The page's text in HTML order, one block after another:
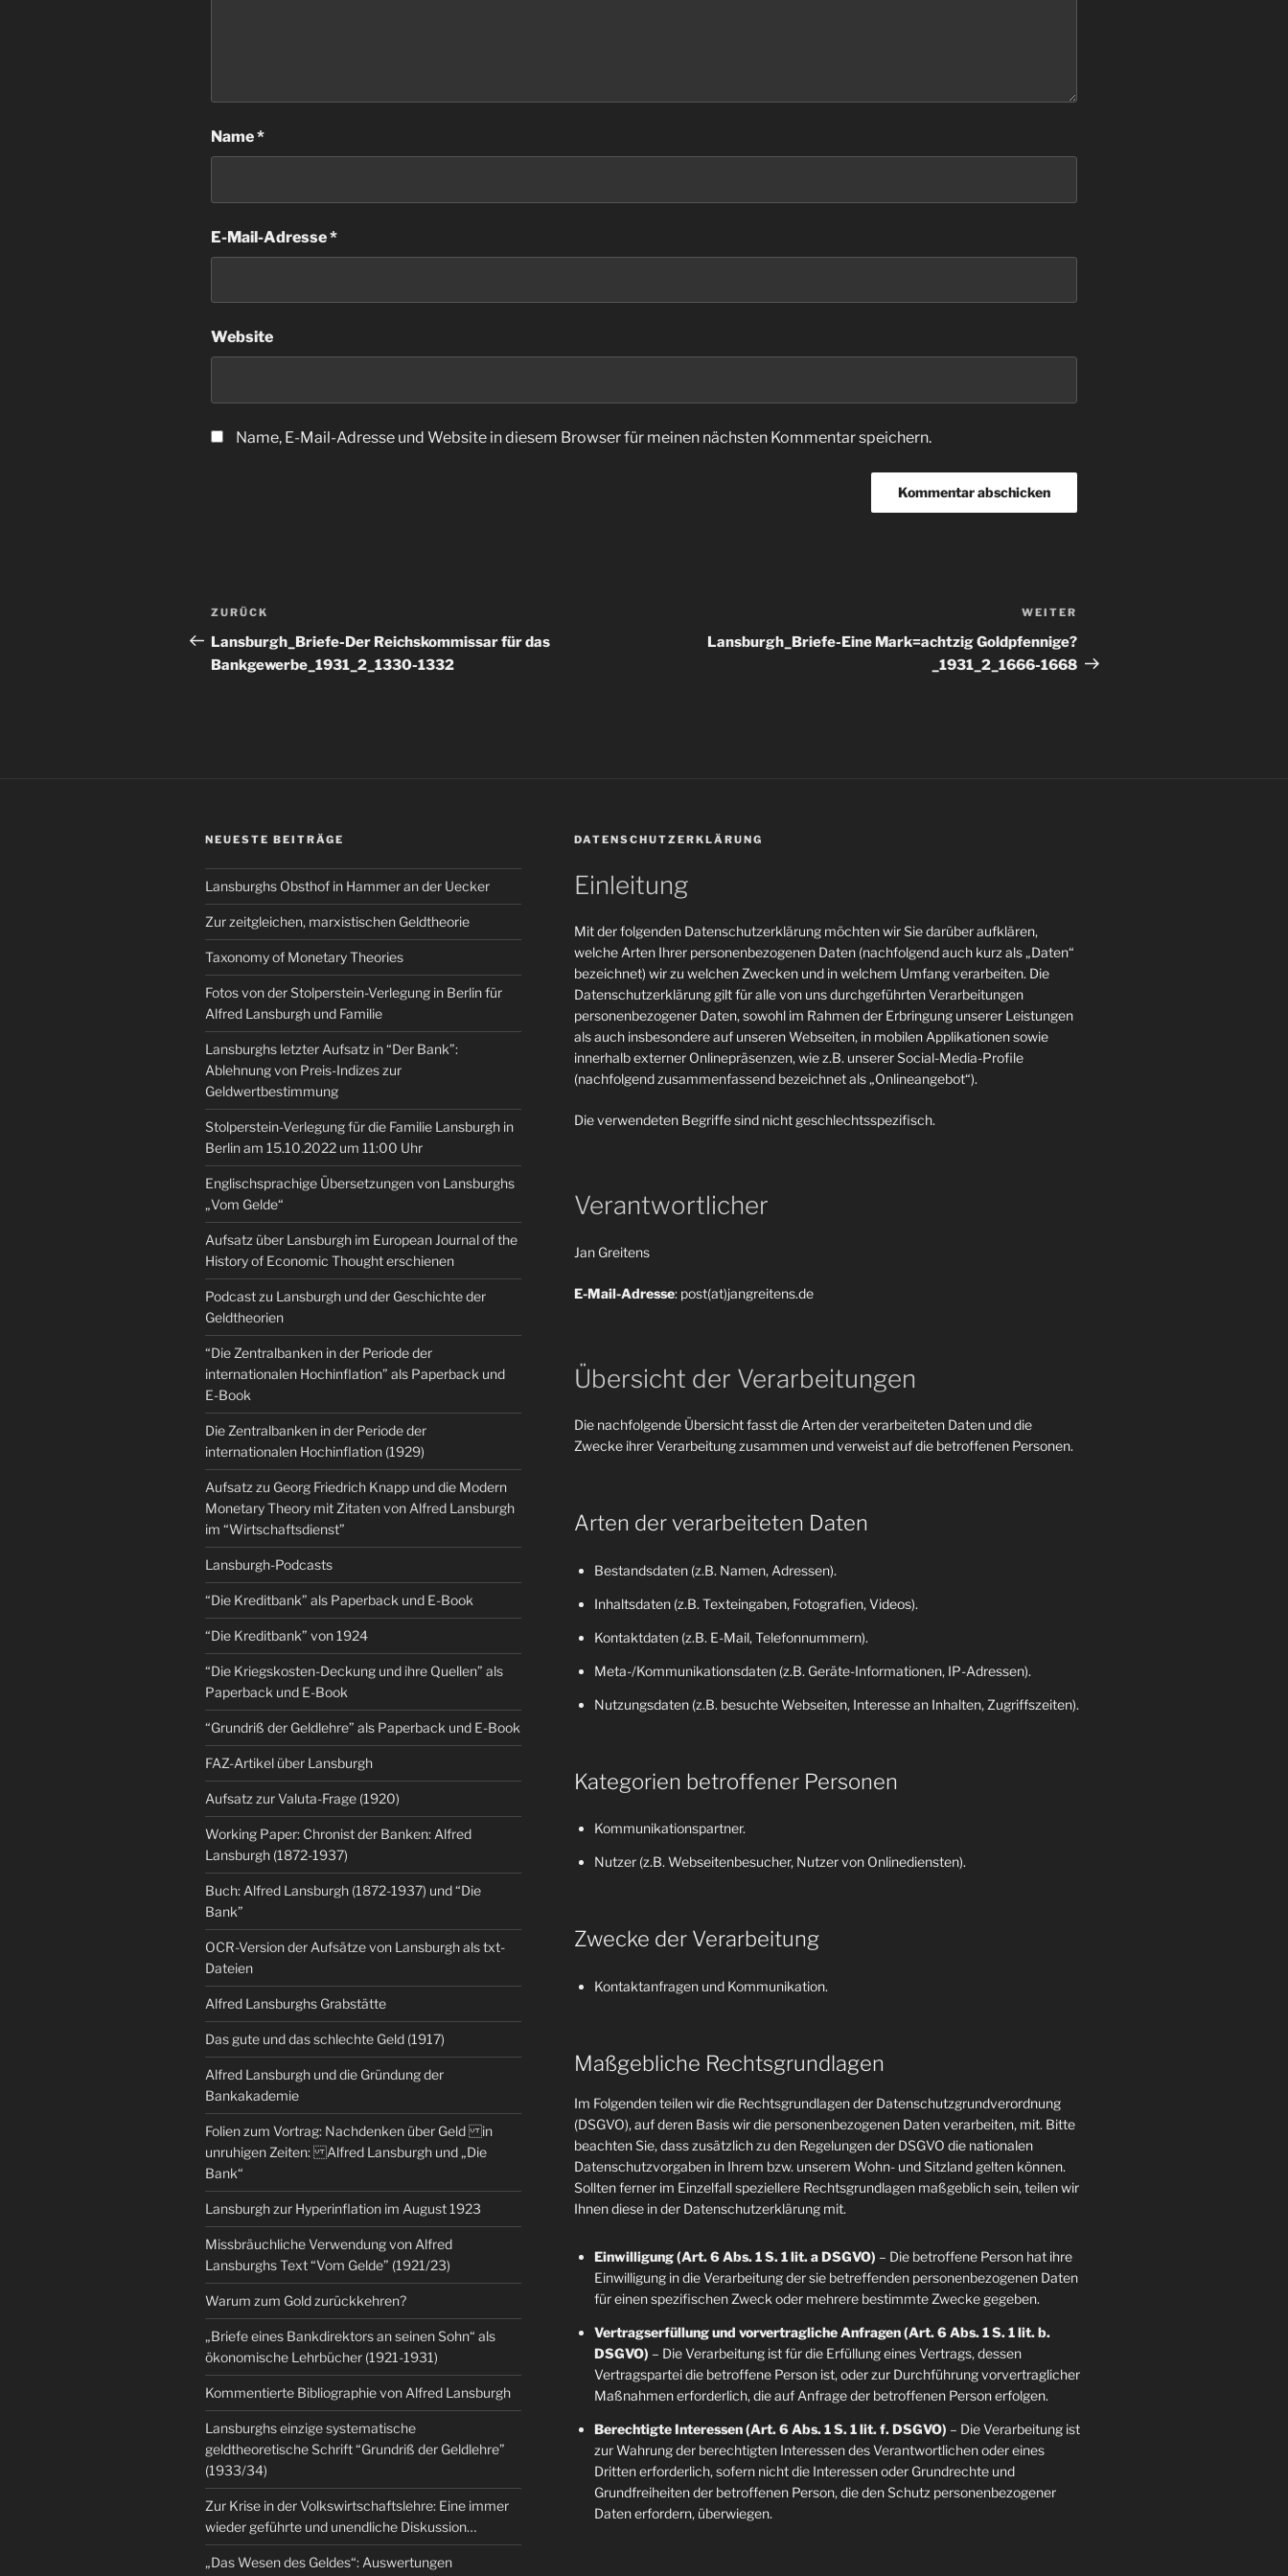
Name*
E-Mail-Adresse*
Website
Name, E-Mail-Adresse und Website in diesem Browser für meinen nächsten Kommentar speichern.
Beitragsnavigation
Vorheriger
Beitrag
ZURÜCK
Lansburgh_Briefe-Der Reichskommissar für das
Bankgewerbe_1931_2_1330-1332
Beitrag
WEITER
Lansburgh_Briefe-Eine Mark=achtzig Goldpfennige?
_1931_2_1666-1668
NEUESTE BEITRÄGE
Lansburghs Obsthof in Hammer an der Uecker
Zur zeitgleichen, marxistischen Geldtheorie
Taxonomy of Monetary Theories
Fotos von der Stolperstein-Verlegung in Berlin für
Alfred Lansburgh und Familie
Lansburghs letzter Aufsatz in “Der Bank”:
Ablehnung von Preis-Indizes zur
Geldwertbestimmung
Stolperstein-Verlegung für die Familie Lansburgh in
Berlin am 15.10.2022 um 11:00 Uhr
Englischsprachige Übersetzungen von Lansburghs
„Vom Gelde“
Aufsatz über Lansburgh im European Journal of the
History of Economic Thought erschienen
Podcast zu Lansburgh und der Geschichte der
Geldtheorien
“Die Zentralbanken in der Periode der
internationalen Hochinflation” als Paperback und
E-Book
Die Zentralbanken in der Periode der
internationalen Hochinflation (1929)
Aufsatz zu Georg Friedrich Knapp und die Modern
Monetary Theory mit Zitaten von Alfred Lansburgh
im “Wirtschaftsdienst”
Lansburgh-Podcasts
“Die Kreditbank” als Paperback und E-Book
“Die Kreditbank” von 1924
“Die Kriegskosten-Deckung und ihre Quellen” als
Paperback und E-Book
“Grundriß der Geldlehre” als Paperback und E-Book
FAZ-Artikel über Lansburgh
Aufsatz zur Valuta-Frage (1920)
Working Paper: Chronist der Banken: Alfred
Lansburgh (1872-1937)
Buch: Alfred Lansburgh (1872-1937) und “Die
Bank”
OCR-Version der Aufsätze von Lansburgh als txt-
Dateien
Alfred Lansburghs Grabstätte
Das gute und das schlechte Geld (1917)
Alfred Lansburgh und die Gründung der
Bankakademie
Folien zum Vortrag: Nachdenken über Geld in
unruhigen Zeiten: Alfred Lansburgh und „Die
Bank“
Lansburgh zur Hyperinflation im August 1923
Missbräuchliche Verwendung von Alfred
Lansburghs Text “Vom Gelde” (1921/23)
Warum zum Gold zurückkehren?
„Briefe eines Bankdirektors an seinen Sohn“ als
ökonomische Lehrbücher (1921-1931)
Kommentierte Bibliographie von Alfred Lansburgh
Lansburghs einzige systematische
geldtheoretische Schrift “Grundriß der Geldlehre”
(1933/34)
Zur Krise in der Volkswirtschaftslehre: Eine immer
wieder geführte und unendliche Diskussion…
„Das Wesen des Geldes“: Auswertungen
DATENSCHUTZERKLÄRUNG
Einleitung
Mit der folgenden Datenschutzerklärung möchten wir Sie darüber aufklären,
welche Arten Ihrer personenbezogenen Daten (nachfolgend auch kurz als „Daten“
bezeichnet) wir zu welchen Zwecken und in welchem Umfang verarbeiten. Die
Datenschutzerklärung gilt für alle von uns durchgeführten Verarbeitungen
personenbezogener Daten, sowohl im Rahmen der Erbringung unserer Leistungen
als auch insbesondere auf unseren Webseiten, in mobilen Applikationen sowie
innerhalb externer Onlinepräsenzen, wie z.B. unserer Social-Media-Profile
(nachfolgend zusammenfassend bezeichnet als „Onlineangebot“).
Die verwendeten Begriffe sind nicht geschlechtsspezifisch.
Verantwortlicher
Jan Greitens
E-Mail-Adresse: post(at)jangreitens.de
Übersicht der Verarbeitungen
Die nachfolgende Übersicht fasst die Arten der verarbeiteten Daten und die
Zwecke ihrer Verarbeitung zusammen und verweist auf die betroffenen Personen.
Arten der verarbeiteten Daten
Bestandsdaten (z.B. Namen, Adressen).
Inhaltsdaten (z.B. Texteingaben, Fotografien, Videos).
Kontaktdaten (z.B. E-Mail, Telefonnummern).
Meta-/Kommunikationsdaten (z.B. Geräte-Informationen, IP-Adressen).
Nutzungsdaten (z.B. besuchte Webseiten, Interesse an Inhalten, Zugriffszeiten).
Kategorien betroffener Personen
Kommunikationspartner.
Nutzer (z.B. Webseitenbesucher, Nutzer von Onlinediensten).
Zwecke der Verarbeitung
Kontaktanfragen und Kommunikation.
Maßgebliche Rechtsgrundlagen
Im Folgenden teilen wir die Rechtsgrundlagen der Datenschutzgrundverordnung
(DSGVO), auf deren Basis wir die personenbezogenen Daten verarbeiten, mit. Bitte
beachten Sie, dass zusätzlich zu den Regelungen der DSGVO die nationalen
Datenschutzvorgaben in Ihrem bzw. unserem Wohn- und Sitzland gelten können.
Sollten ferner im Einzelfall speziellere Rechtsgrundlagen maßgeblich sein, teilen wir
Ihnen diese in der Datenschutzerklärung mit.
Einwilligung (Art. 6 Abs. 1 S. 1 lit. a DSGVO) – Die betroffene Person hat ihre
Einwilligung in die Verarbeitung der sie betreffenden personenbezogenen Daten
für einen spezifischen Zweck oder mehrere bestimmte Zwecke gegeben.
Vertragserfüllung und vorvertragliche Anfragen (Art. 6 Abs. 1 S. 1 lit. b.
DSGVO) – Die Verarbeitung ist für die Erfüllung eines Vertrags, dessen
Vertragspartei die betroffene Person ist, oder zur Durchführung vorvertraglicher
Maßnahmen erforderlich, die auf Anfrage der betroffenen Person erfolgen.
Berechtigte Interessen (Art. 6 Abs. 1 S. 1 lit. f. DSGVO) – Die Verarbeitung ist
zur Wahrung der berechtigten Interessen des Verantwortlichen oder eines
Dritten erforderlich, sofern nicht die Interessen oder Grundrechte und
Grundfreiheiten der betroffenen Person, die den Schutz personenbezogener
Daten erfordern, überwiegen.